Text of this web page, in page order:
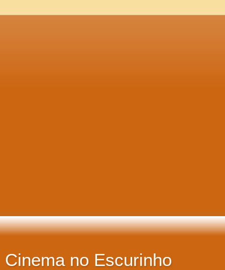
Cinema no Escurinho